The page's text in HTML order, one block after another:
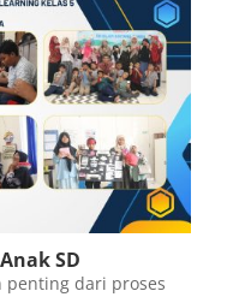
SD
penting dari proses